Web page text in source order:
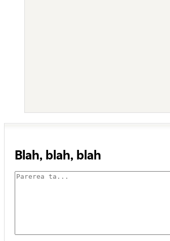
Blah, blah, blah